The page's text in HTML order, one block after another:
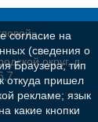
округ, д.
согласие на
(сведения о
Браузера; тип
откуда пришел
рекламе; язык
какие кнопки